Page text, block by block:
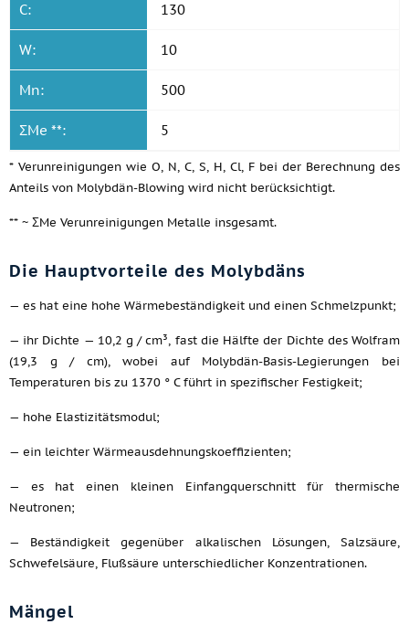
C: 130
W: 10
Mn: 500
ΣMe **: 5
* Verunreinigungen wie O, N, C, S, H, Cl, F bei der Berechnung des
Anteils von Molybdän-Blowing wird nicht berücksichtigt.
** ~ ΣMe Verunreinigungen Metalle insgesamt.
Die Hauptvorteile des Molybdäns
— es hat eine hohe Wärmebeständigkeit und einen Schmelzpunkt;
— ihr Dichte — 10,2 g / cm³, fast die Hälfte der Dichte des Wolfram
(19,3 g / cm), wobei auf Molybdän-Basis-Legierungen bei
Temperaturen bis zu 1370 ° C führt in spezifischer Festigkeit;
— hohe Elastizitätsmodul;
— ein leichter Wärmeausdehnungskoeffizienten;
— es hat einen kleinen Einfangquerschnitt für thermische
Neutronen;
— Beständigkeit gegenüber alkalischen Lösungen, Salzsäure,
Schwefelsäure, Flußsäure unterschiedlicher Konzentrationen.
Mängel